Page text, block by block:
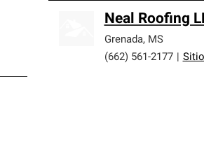
cumplen con altos
Neal Roofing
Grenada, MS
(662) 561-2177